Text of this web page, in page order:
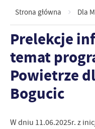
Strona główna Dla
Prelekcje
temat
Powietrze
Bogucic
W dniu 11.06.2025r. z